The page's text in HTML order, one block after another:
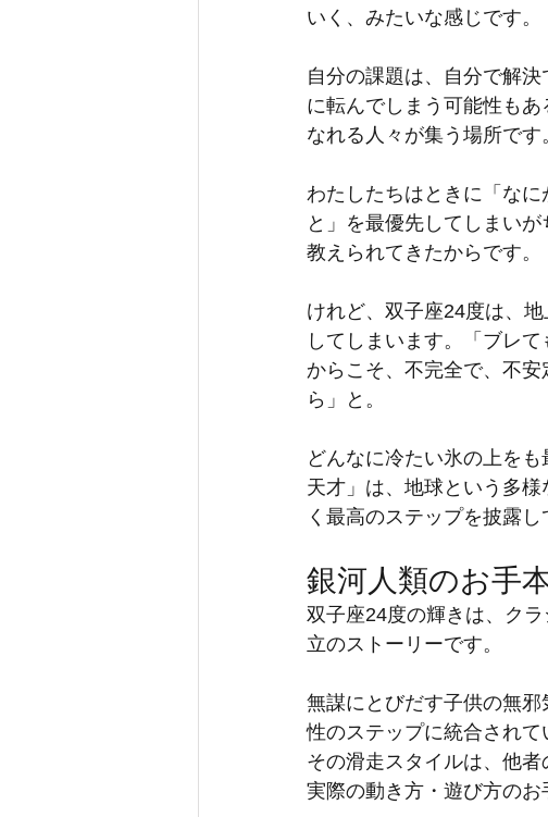
いく、みたいな感じです。
自分の課題は、自分で解
に転んでしまう可能性も
なれる人々が集う場所です
わたしたちはときに「な
と」を最優先してしまい
教えられてきたからです。
けれど、双子座24度は、
してしまいます。「ブレ
からこそ、不完全で、不
ら」と。
どんなに冷たい氷の上を
天才」は、地球という多
く最高のステップを披露し
銀河人類のお手
双子座24度の輝きは、ク
立のストーリーです。
無謀にとびだす子供の無
性のステップに統合されて
その滑走スタイルは、他
実際の動き方・遊び方のお